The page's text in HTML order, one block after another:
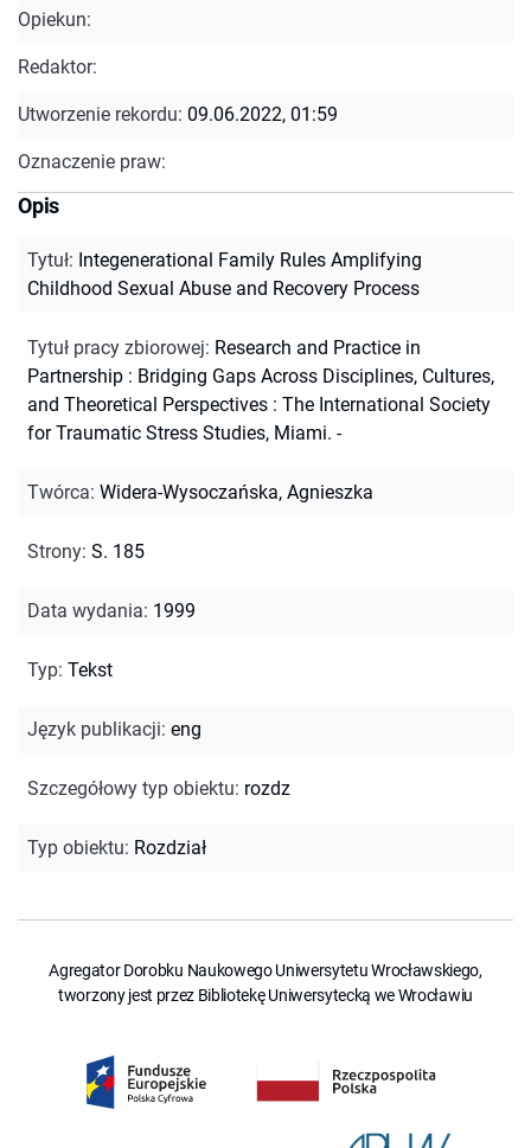
Opiekun:
Redaktor:
Utworzenie rekordu: 09.06.2022, 01:59
Oznaczenie praw:
Opis
Tytuł: Integenerational Family Rules Amplifying
Childhood Sexual Abuse and Recovery Process
Tytuł pracy zbiorowej: Research and Practice in
Partnership : Bridging Gaps Across Disciplines, Cultures,
and Theoretical Perspectives : The International Society
for Traumatic Stress Studies, Miami. -
Twórca: Widera-Wysoczańska, Agnieszka
Strony: S. 185
Data wydania: 1999
Typ: Tekst
Język publikacji: eng
Szczegółowy typ obiektu: rozdz
Typ obiektu: Rozdział
Agregator Dorobku Naukowego Uniwersytetu Wrocławskiego,
tworzony jest przez Bibliotekę Uniwersytecką we Wrocławiu